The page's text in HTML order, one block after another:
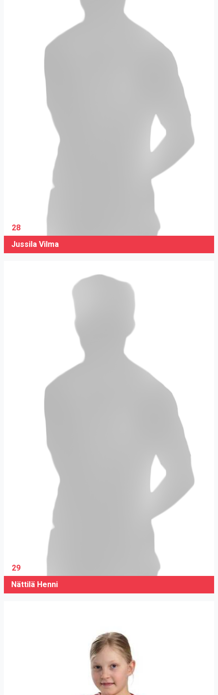
28
Jussila Vilma
29
Nättilä Henni